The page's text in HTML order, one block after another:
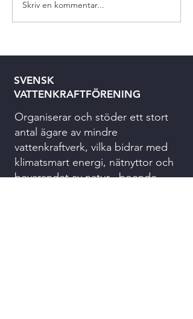
Skriv en kommentar...
SVENSK
VATTENKRAFTFÖRENING
Organiserar och stöder ett stort
antal ägare av mindre
vattenkraftverk, vilka bidrar med
klimatsmart energi, nätnyttor och
bevarandet av natur-, boende-